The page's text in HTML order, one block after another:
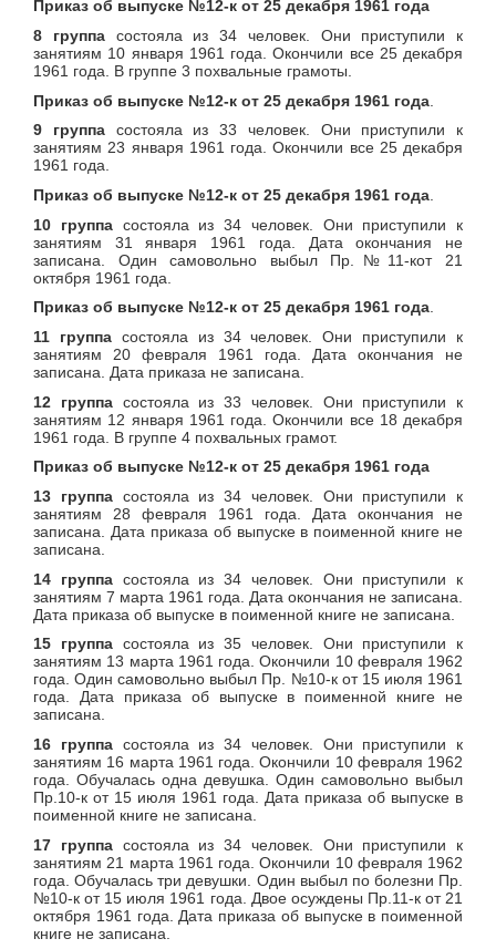
Приказ об выпуске №12-к от 25 декабря 1961 года
8 группа состояла из 34 человек. Они приступили к
занятиям 10 января 1961 года. Окончили все 25 декабря
1961 года. В группе 3 похвальные грамоты.
Приказ об выпуске №12-к от 25 декабря 1961 года
9 группа состояла из 33 человек. Они приступили к
занятиям 23 января 1961 года. Окончили все 25 декабря
1961 года.
Приказ об выпуске №12-к от 25 декабря 1961 года
10 группа состояла из 34 человек. Они приступили к
занятиям 31 января 1961 года. Дата окончания не
записана. Один самовольно выбыл Пр.№11-кот 21
октября 1961 года.
Приказ об выпуске №12-к от 25 декабря 1961 года.
11 группа состояла из 34 человек. Они приступили к
занятиям 20 февраля 1961 года. Дата окончания не
записана. Дата приказа не записана.
12 группа состояла из 33 человек. Они приступили к
занятиям 12 января 1961 года. Окончили все 18 декабря
1961 года. В группе 4 похвальных грамот.
Приказ об выпуске №12-к от 25 декабря 1961 года
13 группа состояла из 34 человек. Они приступили к
занятиям 28 февраля 1961 года. Дата окончания не
записана. Дата приказа об выпуске в поименной книге не
записана.
14 группа состояла из 34 человек. Они приступили к
занятиям 7 марта 1961 года. Дата окончания не записана.
Дата приказа об выпуске в поименной книге не записана.
15 группа состояла из 35 человек. Они приступили к
занятиям 13 марта 1961 года. Окончили 10 февраля 1962
года. Один самовольно выбыл Пр. №10-к от 15 июля 1961
года. Дата приказа об выпуске в поименной книге не
записана.
16 группа состояла из 34 человек. Они приступили к
занятиям 16 марта 1961 года. Окончили 10 февраля 1962
года. Обучалась одна девушка. Один самовольно выбыл
Пр.10-к от 15 июля 1961 года. Дата приказа об выпуске в
поименной книге не записана.
17 группа состояла из 34 человек. Они приступили к
занятиям 21 марта 1961 года. Окончили 10 февраля 1962
года. Обучалась три девушки. Один выбыл по болезни Пр.
№10-к от 15 июля 1961 года. Двое осуждены Пр.11-к от 21
октября 1961 года. Дата приказа об выпуске в поименной
книге не записана.